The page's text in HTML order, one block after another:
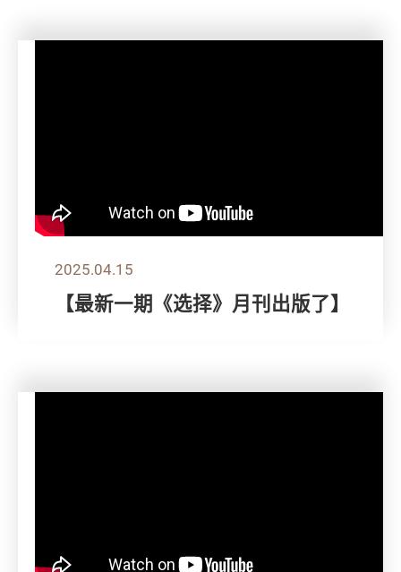
2025.04.15
【最新一期《选择》月刊出版了】